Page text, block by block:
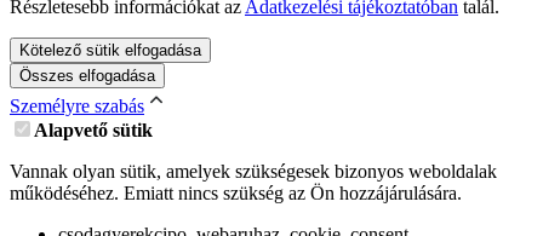
Részletesebb információkat az Adatkezelési tájékoztatóban talál.
Kötelező sütik elfogadása
Összes elfogadása
Személyre szabás
Alapvető sütik
Vannak olyan sütik, amelyek szükségesek bizonyos weboldalak
működéséhez. Emiatt nincs szükség az Ön hozzájárulására.